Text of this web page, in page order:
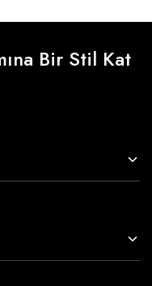
Bir Stil Kat